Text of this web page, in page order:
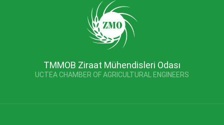
TMMOB Ziraat Mühendisleri Odası
UCTEA CHAMBER OF AGRICULTURAL ENGINEERS